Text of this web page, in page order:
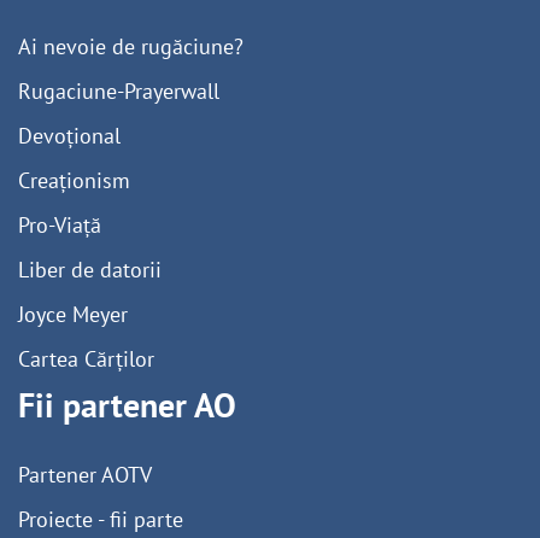
Ai nevoie de rugăciune?
Rugaciune-Prayerwall
Devoțional
Creaționism
Pro-Viață
Liber de datorii
Joyce Meyer
Cartea Cărților
Fii partener AO
Partener AOTV
Proiecte - fii parte